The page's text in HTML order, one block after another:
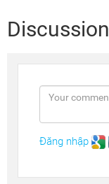
Discussion
Đăng nhập